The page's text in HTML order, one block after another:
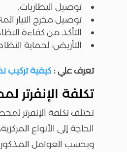
توصيل البطاريات.
توصيل مخرج التيار
التأكد من كفاءة
التأريض: لحماية
تعرف علي :كيفية تركيب
تكلفة
تختلف تكلفة الإنفرتر
وبحسب العوامل